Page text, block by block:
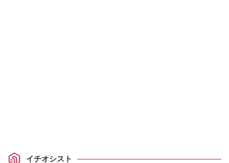
イチオシスト